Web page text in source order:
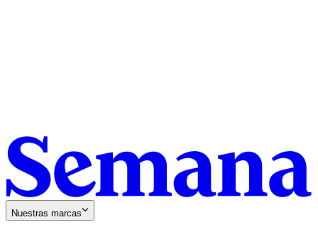
Nuestras marcas